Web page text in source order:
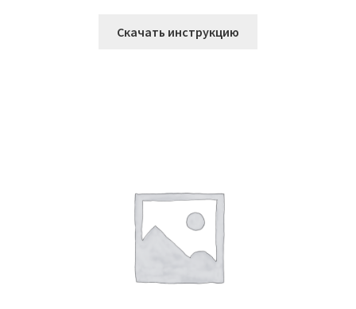
Скачать инструкцию